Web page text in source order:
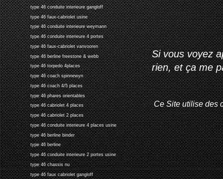
type 46 conduite interieure gangloff
type 46 faux-cabriolet usine
type 46 conduite interieure weymann
type 46 conduite interieure 4 portes
type 46 faux-cabriolet vanvooren
type 46 berline freestone & webb
type 46 torpedo 4places
type 46 coach spinnewyn
type 46 coach 4/5 places
type 46 phares orientables
type 46 cabriolet 4 places
type 46 cabriolet 2 places
type 46 conduite interieure 4 places usine
type 46 berline binder
type 46 berline
type 46 conduite interieure 2 portes usine
type 46 chassis nu
type 46 faux cabriolet gangloff
Si vous voyez
rien, et ça me
Ce Site utilise des